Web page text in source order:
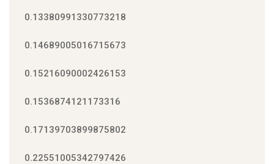
0.13380991330773218
0.14689005016715673
0.15216090002426153
0.1536874121173316
0.17139703899875802
0.22551005342797426